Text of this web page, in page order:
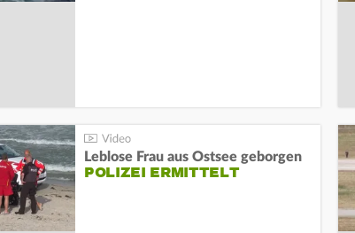
Leblose Frau aus Ostsee geborgen
POLIZEI ERMITTELT